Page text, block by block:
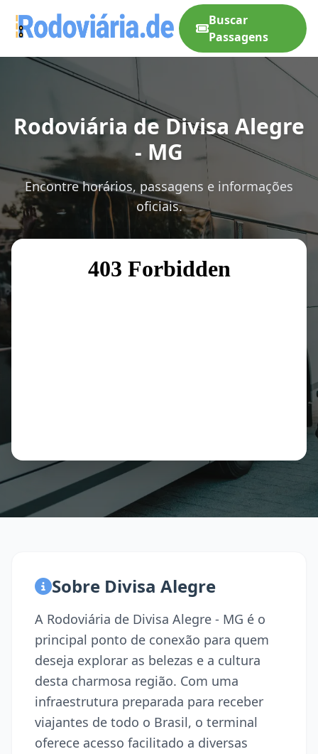
Buscar
Passagens
Rodoviária de Divisa Alegre
- MG
Encontre horários, passagens e informações
oficiais.
Sobre Divisa Alegre
A Rodoviária de Divisa Alegre - MG é o
principal ponto de conexão para quem
deseja explorar as belezas e a cultura
desta charmosa região. Com uma
infraestrutura preparada para receber
viajantes de todo o Brasil, o terminal
oferece acesso facilitado a diversas